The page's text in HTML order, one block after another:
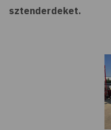
sztenderdeket.